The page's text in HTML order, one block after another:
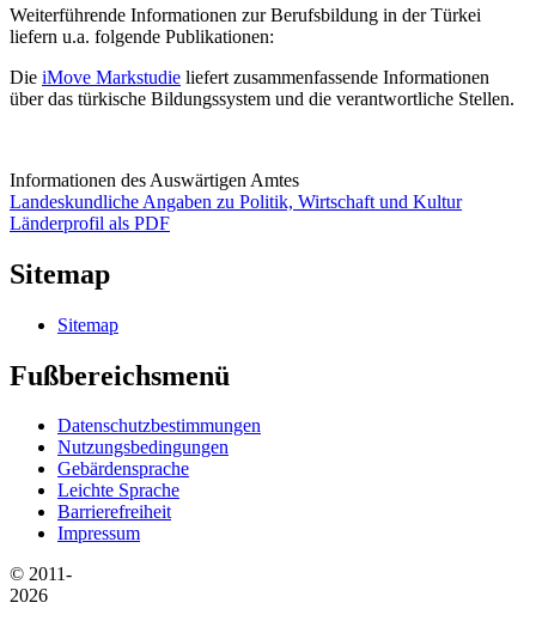
Weiterführende Informationen zur Berufsbildung in der Türkei
liefern u.a. folgende Publikationen:
Die iMove Markstudie liefert zusammenfassende Informationen
über das türkische Bildungssystem und die verantwortliche Stellen.
Informationen des Auswärtigen Amtes
Landeskundliche Angaben zu Politik, Wirtschaft und Kultur
Länderprofil als PDF
Sitemap
Sitemap
Fußbereichsmenü
Datenschutzbestimmungen
Nutzungsbedingungen
Gebärdensprache
Leichte Sprache
Barrierefreiheit
Impressum
© 2011-
2026